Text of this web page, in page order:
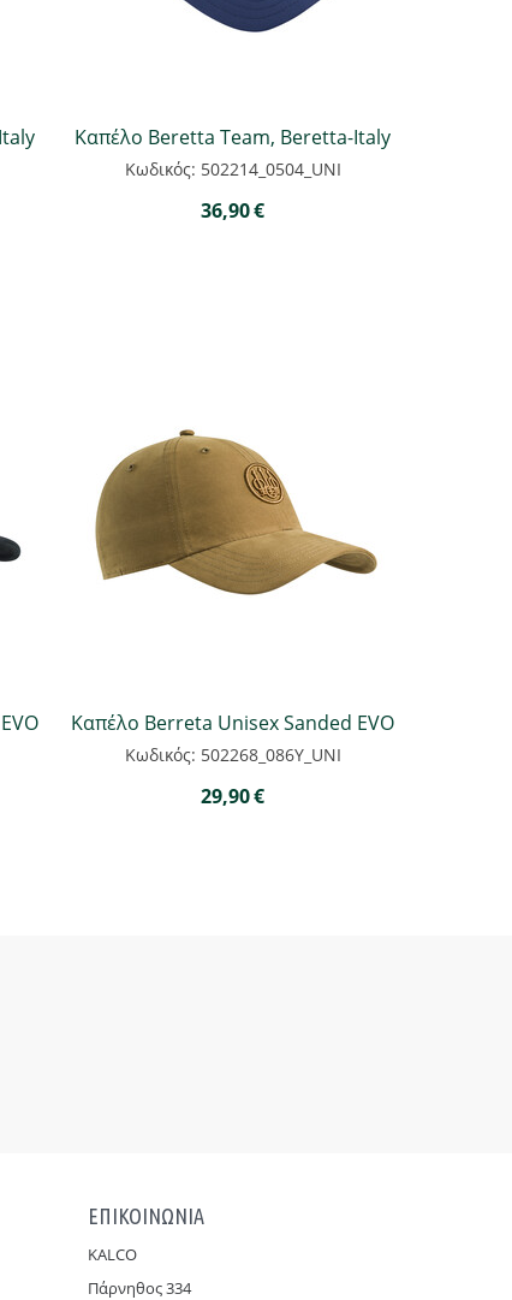
Καπέλο Beretta Team, Beretta-Italy
Κωδικός: 502214_0504_UNI
36,90€
Καπέλο Berreta Unisex Sanded EVO
Κωδικός: 502268_086Y_UNI
29,90€
ΕΠΙΚΟΙΝΩΝΙΑ
KALCO
Πάρνηθoς 334